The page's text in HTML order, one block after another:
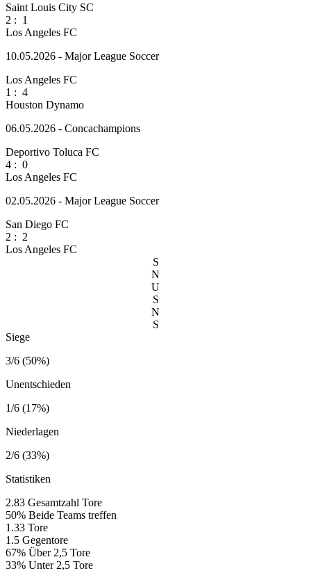
Saint Louis City SC
2 : 1
Los Angeles FC
10.05.2026 - Major League Soccer
Los Angeles FC
1 : 4
Houston Dynamo
06.05.2026 - Concachampions
Deportivo Toluca FC
4 : 0
Los Angeles FC
02.05.2026 - Major League Soccer
San Diego FC
2 : 2
Los Angeles FC
S
N
U
S
N
S
Siege
3/6 (50%)
Unentschieden
1/6 (17%)
Niederlagen
2/6 (33%)
Statistiken
2.83 Gesamtzahl Tore
50% Beide Teams treffen
1.33 Tore
1.5 Gegentore
67% Über 2,5 Tore
33% Unter 2,5 Tore